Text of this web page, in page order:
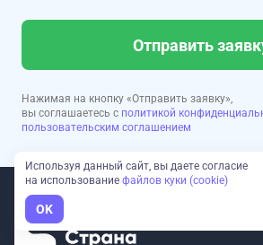
Отправить
Нажимая на кнопку «Отправить заявку»,
вы соглашаетесь с политикой
пользовательским соглашением
Используя данный сайт, вы даете согласие
на использование файлов куки (cookie)
OK